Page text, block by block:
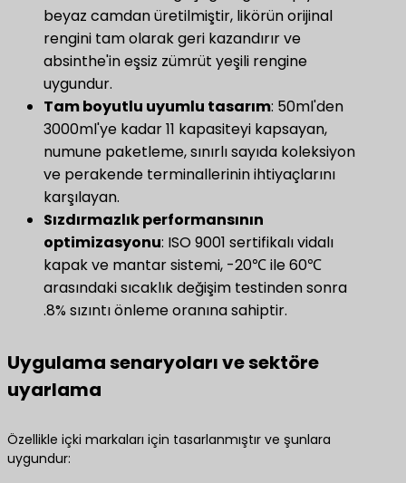
beyaz camdan üretilmiştir, likörün orijinal
rengini tam olarak geri kazandırır ve
absinthe'in eşsiz zümrüt yeşili rengine
uygundur.
Tam boyutlu uyumlu tasarım​: 50ml'den
3000ml'ye kadar 11 kapasiteyi kapsayan,
numune paketleme, sınırlı sayıda koleksiyon
ve perakende terminallerinin ihtiyaçlarını
karşılayan.
​Sızdırmazlık performansının
optimizasyonu​: ISO 9001 sertifikalı vidalı
kapak ve mantar sistemi, -20℃ ile 60℃
arasındaki sıcaklık değişim testinden sonra
.8% sızıntı önleme oranına sahiptir.
Uygulama senaryoları ve sektöre
uyarlama
Özellikle içki markaları için tasarlanmıştır ve şunlara
uygundur: